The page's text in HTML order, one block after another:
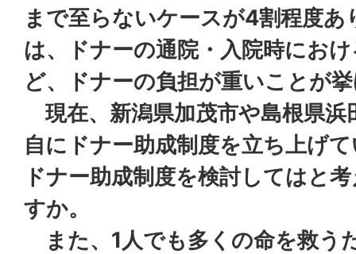
まで至らないケースが4割程度あ
は、ドナーの通院・入院時にお
ど、ドナーの負担が重いことが
現在、新潟県加茂市や島根県浜
自にドナー助成制度を立ち上げ
ドナー助成制度を検討してはと
すか。
また、1人でも多くの命を救う